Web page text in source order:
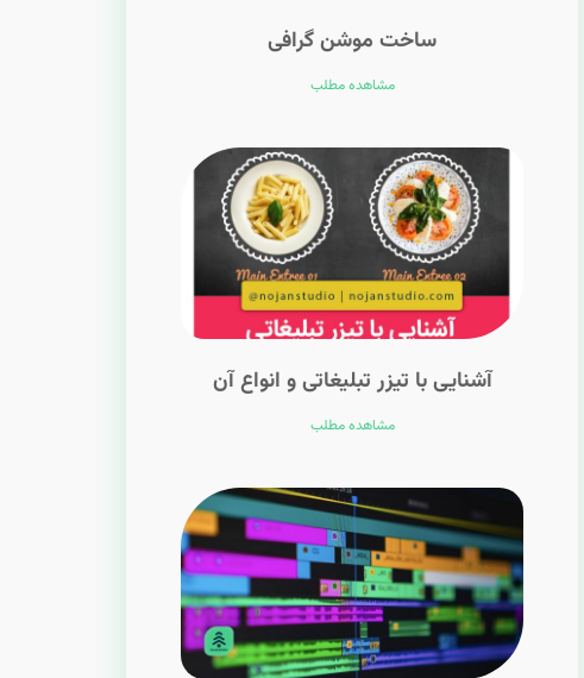
ساخت موشن گرافی
مشاهده مطلب
آشنایی با تیزر تبلیغاتی و انواع آن
مشاهده مطلب